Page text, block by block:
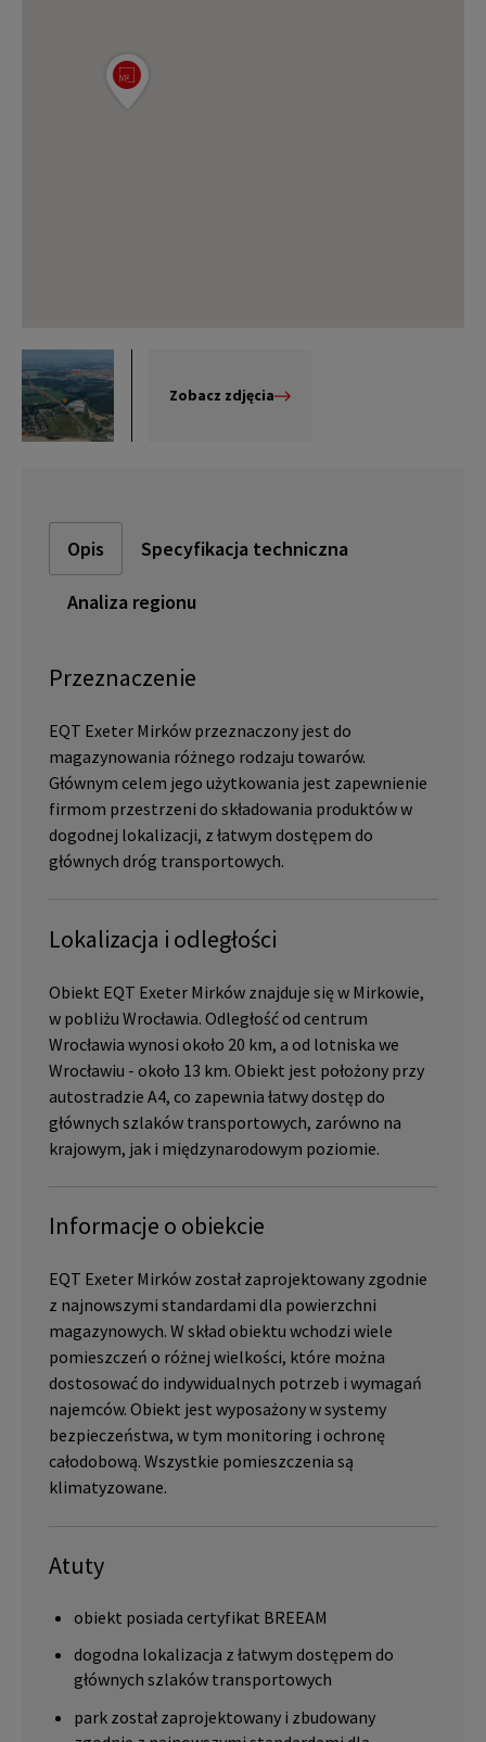
Zobacz zdjęcia
Opis Specyfikacja techniczna
Analiza regionu
Przeznaczenie
EQT Exeter Mirków przeznaczony jest do
magazynowania różnego rodzaju towarów.
Głównym celem jego użytkowania jest zapewnienie
firmom przestrzeni do składowania produktów w
dogodnej lokalizacji, z łatwym dostępem do
głównych dróg transportowych.
Lokalizacja i odległości
Obiekt EQT Exeter Mirków znajduje się w Mirkowie,
w pobliżu Wrocławia. Odległość od centrum
Wrocławia wynosi około 20 km, a od lotniska we
Wrocławiu - około 13 km. Obiekt jest położony przy
autostradzie A4, co zapewnia łatwy dostęp do
głównych szlaków transportowych, zarówno na
krajowym, jak i międzynarodowym poziomie.
Informacje o obiekcie
EQT Exeter Mirków został zaprojektowany zgodnie
z najnowszymi standardami dla powierzchni
magazynowych. W skład obiektu wchodzi wiele
pomieszczeń o różnej wielkości, które można
dostosować do indywidualnych potrzeb i wymagań
najemców. Obiekt jest wyposażony w systemy
bezpieczeństwa, w tym monitoring i ochronę
całodobową. Wszystkie pomieszczenia są
klimatyzowane.
Atuty
obiekt posiada certyfikat BREEAM
dogodna lokalizacja z łatwym dostępem do
głównych szlaków transportowych
park został zaprojektowany i zbudowany